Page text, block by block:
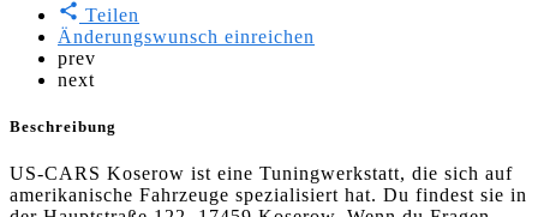
Teilen
Änderungswunsch einreichen
prev
next
Beschreibung
US-CARS Koserow ist eine Tuningwerkstatt, die sich auf
amerikanische Fahrzeuge spezialisiert hat. Du findest sie in